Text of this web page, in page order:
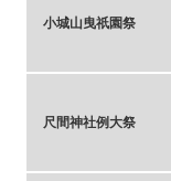
小城山曳祇園祭
尺間神社例大祭